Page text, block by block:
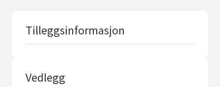
Tilleggsinformasjon
Vedlegg